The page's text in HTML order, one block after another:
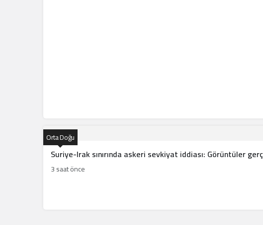
Suriye-Irak sınırında askeri sevkiyat iddiası: Görüntüler
Orta Doğu
3 saat önce